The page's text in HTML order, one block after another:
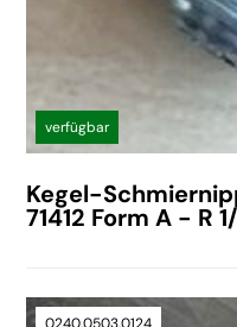
verfügbar
Kegel-
71412 Form A - R